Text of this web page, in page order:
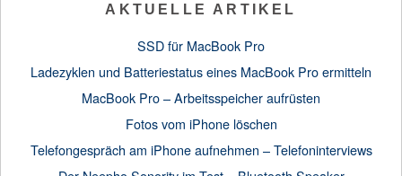
AKTUELLE ARTIKEL
SSD für MacBook Pro
Ladezyklen und Batteriestatus eines MacBook Pro ermitteln
MacBook Pro – Arbeitsspeicher aufrüsten
Fotos vom iPhone löschen
Telefongespräch am iPhone aufnehmen – Telefoninterviews